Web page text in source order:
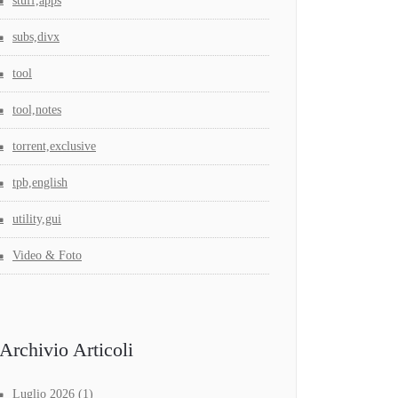
subs,divx
tool
tool,notes
torrent,exclusive
tpb,english
utility,gui
Video & Foto
Archivio Articoli
Luglio 2026 (1)